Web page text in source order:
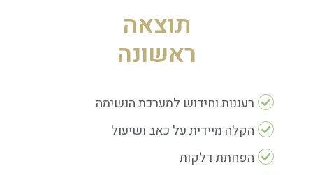
תוצאה
ראשונה
רעננות וחידוש למערכת הנשימה
הקלה מיידית על כאב ושיעול
הפחתת דלקות